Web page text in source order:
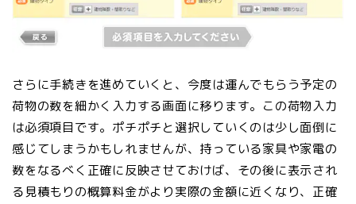
さらに手続きを進めていくと、今度は運んでもらう予定の
荷物の数を細かく入力する画面に移ります。この荷物入力
は必須項目です。ポチポチと選択していくのは少し面倒に
感じてしまうかもしれませんが、持っている家具や家電の
数をなるべく正確に反映させておけば、その後に表示され
る見積もりの概算料金がより実際の金額に近くなり、正確